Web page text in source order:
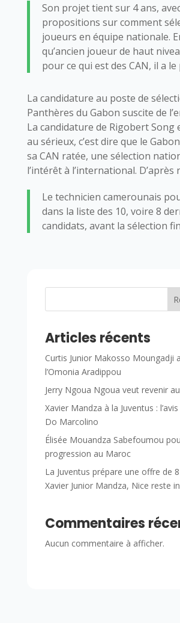
Son projet tient sur 4 ans,
propositions sur comment
joueurs en équipe nationale.
qu’ancien joueur de haut
pour ce qui est des CAN, il a
La candidature au poste de
Panthères du Gabon suscite de
La candidature de Rigobert Song
au sérieux, c’est dire que le
sa CAN ratée, une sélection
l’intérêt à l’international. D’après
Le technicien camerounais
dans la liste des 10, voire 8
candidats, avant la sélection
Articles récents
Curtis Junior Makosso Moungadji
l’Omonia Aradippou
Jerry Ngoua Ngoua veut revenir
Xavier Mandza à la Juventus :
Do Marcolino
Élisée Mouandza Sabefoumou
progression au Maroc
La Juventus prépare une offre de
Xavier Junior Mandza, Nice reste
Commentaires
Aucun commentaire à afficher.